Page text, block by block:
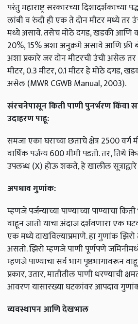
परंतुमहाराष्ट्रसरकारच्यादिशादर्शकाच्या
लांबीवरुंदीहीएकतेदोनमीटरमध्येतर
मध्येअसावे.तसेचमोठेदगड,खडकीआणि
20%, 15%अशाअनुक्रमेअसावेआणिफ्री
अशाप्रकारेजरदोनमीटरचीउंचीअसेलतर
मीटर, 0.3मीटर, 0.1मीटरहेमोठेदगड,
असेल(MWR CGWB Manual, 2003).
संरचनेपासूनकितीपाणीपुनर्भरणकिंवा
उदाहरणपाहू:
समजाएकाघराच्याछताचेक्षेत्र2500वर्ग
वार्षिकपर्जन्य600मीमीपडतो.तर,तिथे
उपलब्ध(X)होऊशकते,हेखालीलसूत्राद्वारे
अपधावगुणांक:
म्हणजेपर्जन्याच्यापाण्याच्यापाण्याचाकिती
वाहूनजातोयाचाअंदाजदर्शवणाराएक
एकमध्येदाखविल्याप्रमाणे.हागुणांकझिरो
असतो.झिरोम्हणजेपाणीपूर्णपणे
म्हणजेपाण्याचासर्वभागपृष्ठभागावरून
प्रकार,उतार,मातीतीलपाणीधरण्याची
आवरणयासारख्याघटकांवरआपदाव
व्यवस्थापनआणिदेखभाल